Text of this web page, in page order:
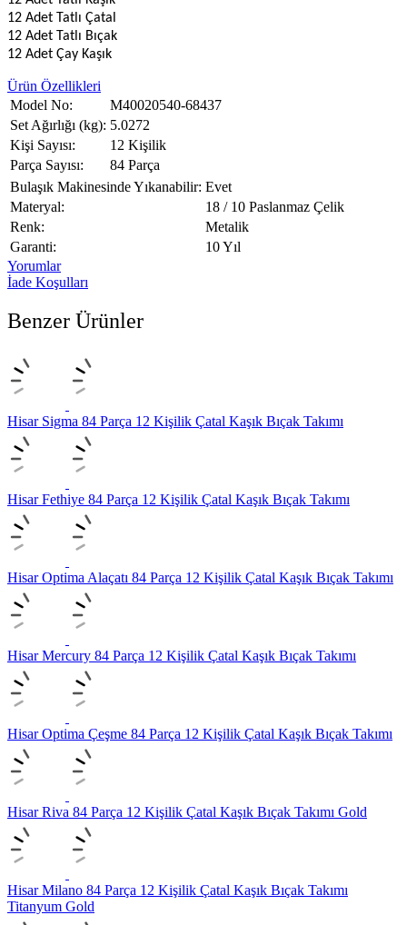
12 Adet Tatlı Çatal
12 Adet Tatlı Bıçak
12 Adet Çay Kaşık
Ürün Özellikleri
Model No:
M40020540-68437
Set Ağırlığı (kg): 5.0272
Kişi Sayısı:
12 Kişilik
Parça Sayısı:
84 Parça
Bulaşık Makinesinde Yıkanabilir: Evet
Materyal:
18 / 10 Paslanmaz Çelik
Renk:
Metalik
Garanti:
10 Yıl
Yorumlar
İade Koşulları
Benzer Ürünler
Hisar Sigma 84 Parça 12 Kişilik Çatal Kaşık Bıçak Takımı
Hisar Fethiye 84 Parça 12 Kişilik Çatal Kaşık Bıçak Takımı
Hisar Optima Alaçatı 84 Parça 12 Kişilik Çatal Kaşık Bıçak Takımı
Hisar Mercury 84 Parça 12 Kişilik Çatal Kaşık Bıçak Takımı
Hisar Optima Çeşme 84 Parça 12 Kişilik Çatal Kaşık Bıçak Takımı
Hisar Riva 84 Parça 12 Kişilik Çatal Kaşık Bıçak Takımı Gold
Hisar Milano 84 Parça 12 Kişilik Çatal Kaşık Bıçak Takımı
Titanyum Gold